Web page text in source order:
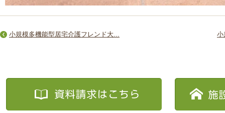
小規模多機能型居宅介護フレンド大... 小